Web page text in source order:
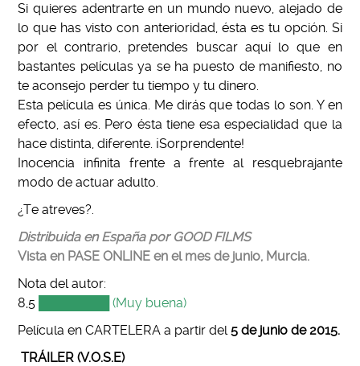
Si quieres adentrarte en un mundo nuevo, alejado de
lo que has visto con anterioridad, ésta es tu opción. Si
por el contrario, pretendes buscar aquí lo que en
bastantes películas ya se ha puesto de manifiesto, no
te aconsejo perder tu tiempo y tu dinero.
Esta película es única. Me dirás que todas lo son. Y en
efecto, así es. Pero ésta tiene esa especialidad que la
hace distinta, diferente. ¡Sorprendente!
Inocencia infinita frente a frente al resquebrajante
modo de actuar adulto.
¿Te atreves?.
Distribuida en España por GOOD FILMS
Vista en PASE ONLINE en el mes de junio, Murcia.
Nota del autor:
8,5
████████ (Muy buena)
Película en CARTELERA a partir del5 de junio de 2015.
TRÁILER (V.O.S.E)